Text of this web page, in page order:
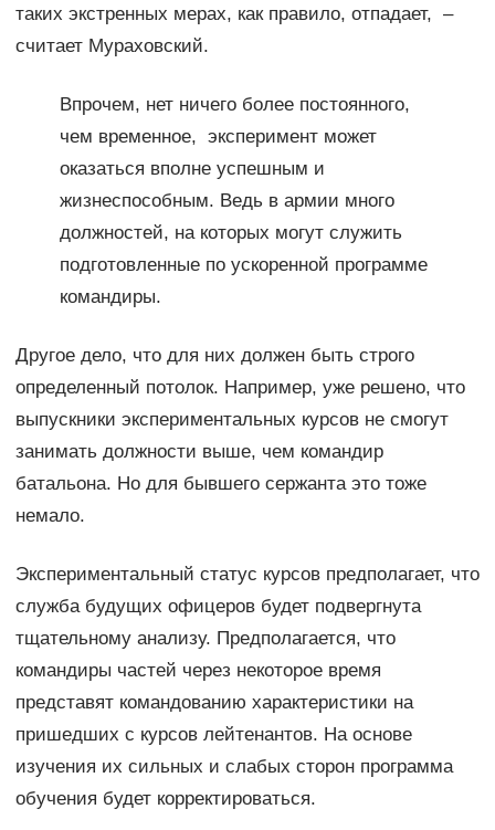
таких экстренных мерах, как правило, отпадает, –
считает Мураховский.
Впрочем, нет ничего более постоянного,
чем временное, эксперимент может
оказаться вполне успешным и
жизнеспособным. Ведь в армии много
должностей, на которых могут служить
подготовленные по ускоренной программе
командиры.
Другое дело, что для них должен быть строго
определенный потолок. Например, уже решено, что
выпускники экспериментальных курсов не смогут
занимать должности выше, чем командир
батальона. Но для бывшего сержанта это тоже
немало.
Экспериментальный статус курсов предполагает, что
служба будущих офицеров будет подвергнута
тщательному анализу. Предполагается, что
командиры частей через некоторое время
представят командованию характеристики на
пришедших с курсов лейтенантов. На основе
изучения их сильных и слабых сторон программа
обучения будет корректироваться.